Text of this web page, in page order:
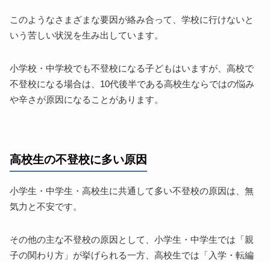
このようなさまざまな要因が絡み合って、学校に行けないと
いう苦しい状況を生み出しています。
小学校・中学校でも不登校になる子どもはいますが、高校で
不登校になる場合は、10代後半である高校生ならではの悩み
や辛さが原因になることがあります。
高校生の不登校に多い原因
小学生・中学生・高校生に共通して多い不登校の原因は、無
気力と不安です。
その他の主な不登校の原因として、小学生・中学生では「親
子の関わり方」が挙げられる一方、高校生では「入学・転編